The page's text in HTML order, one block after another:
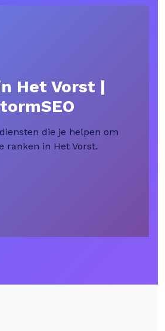
Het Vorst |
die je helpen om
ranken in Het Vorst.